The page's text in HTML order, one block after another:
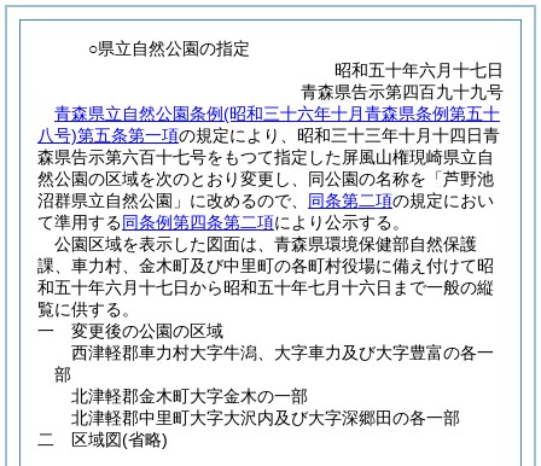
○県立自然公園の指定
昭和五十年六月十七日
青森県告示第四百九十九号
青森県立自然公園条例(昭和三十六年十月青森県条例第五十
八号)第五条第一項の規定により、昭和三十三年十月十四日青
森県告示第六百十七号をもつて指定した屏風山権現崎県立自
然公園の区域を次のとおり変更し、同公園の名称を「芦野池
沼群県立自然公園」に改めるので、 同条第二項の規定におい
て準用する同条例第四条第二項により公示する。
公園区域を表示した図面は、青森県環境保健部自然保護
課、車力村、金木町及び中里町の各町村役場に備え付けて昭
和五十年六月十七日から昭和五十年七月十六日まで一般の縦
覧に供する。
一 変更後の公園の区域
西津軽郡車力村大字牛潟、大字車力及び大字豊富の各一
部
北津軽郡金木町大字金木の一部
北津軽郡中里町大字大沢内及び大字深郷田の各一部
二 区域図(省略)